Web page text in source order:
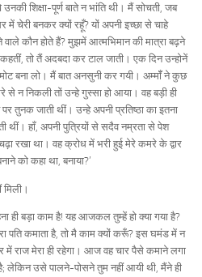
शिक्षा-पूर्ण बाते न भांति थी। मैं सोचती, जब
में चेरी बनकर क्यों रहूँ? यों अपनी इच्छा से चाहे
कौन होते हैं? मुझमें आत्मभिमान की मात्रा बढ़ने
तो तैं अदबदा कर टाल जाती। एक दिन उन्होनें
बना लो। मैं बात अनसुनी कर गयी। अम्मॉँ ने कुछ
न निकली तों उन्हे गुस्सा हो आया। वह बड़ी ही
तुनक जाती थीं। उन्हे अपनी प्रतिष्ठा का इतना
हाँ, अपनी पुत्रियों से सदैव नम्रता से पेश
रखा था। वह क्रोध में भरी हुई मेरे कमरे के द्वार
को कहा था, बनाया?’
ही बड़ा काम है! यह आजकल तुम्हें हो क्या गया है?
पति कमाता है, तो मै काम क्यों करूँ? इस घमंड में न
में राज मेरा ही रहेगा। आज वह चार पैसे कमाने लगा
लेकिन उसे पालने-पोसने तुम नहीं आयी थी, मैंने ही